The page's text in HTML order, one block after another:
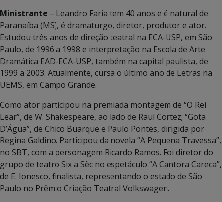
Ministrante – Leandro Faria tem 40 anos e é natural de
Paranaíba (MS), é dramaturgo, diretor, produtor e ator.
Estudou três anos de direção teatral na ECA-USP, em São
Paulo, de 1996 a 1998 e interpretação na Escola de Arte
Dramática EAD-ECA-USP, também na capital paulista, de
1999 a 2003. Atualmente, cursa o último ano de Letras na
UEMS, em Campo Grande.
Como ator participou na premiada montagem de “O Rei
Lear”, de W. Shakespeare, ao lado de Raul Cortez; “Gota
D’Água”, de Chico Buarque e Paulo Pontes, dirigida por
Regina Galdino. Participou da novela “A Pequena Travessa”,
no SBT, com a personagem Ricardo Ramos. Foi diretor do
grupo de teatro Six a Sèc no espetáculo “A Cantora Careca”,
de E. Ionesco, finalista, representando o estado de São
Paulo no Prêmio Criação Teatral Volkswagen.